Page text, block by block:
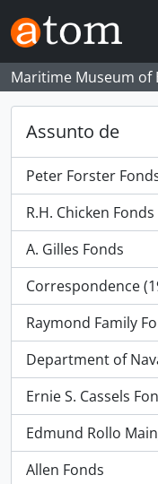
Skip to main content
Maritime Museum of
Assunto de
Peter Forster
R.H. Chicken Fonds
A. Gilles Fonds
Correspondence
Raymond Family
Department of
Ernie S. Cassels
Edmund Rollo
Allen Fonds